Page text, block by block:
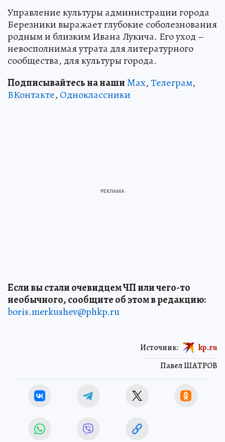
Управление культуры администрации города
Березники выражает глубокие соболезнования
родным и близким Ивана Лукича. Его уход –
невосполнимая утрата для литературного
сообщества, для культуры города.
Подписывайтесь на нашиMax,Телеграм,
ВКонтакте, Одноклассники
Если вы стали очевидцем ЧП или чего-то
необычного, сообщите об этом в редакцию:
boris.merkushev@phkp.ru
Павел ШАТРОВ
Источник: kp.ru